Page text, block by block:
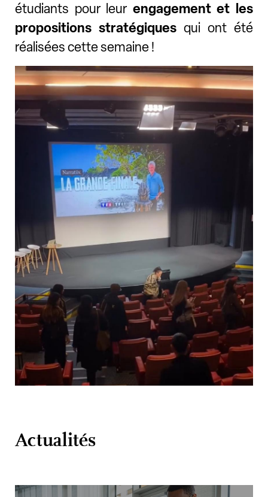
étudiants pour leur engagement et les
propositions stratégiques qui ont été
réalisées cette semaine !
Actualités